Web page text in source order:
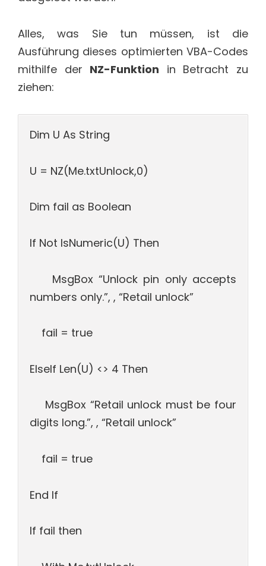
Alles, was Sie tun müssen, ist die
Ausführung dieses optimierten VBA-Codes
mithilfe der NZ-Funktion in Betracht zu
ziehen:
Dim U As String
U = NZ(Me.txtUnlock,0)
Dim fail as Boolean
If Not IsNumeric(U) Then
MsgBox “Unlock pin only accepts
numbers only.”, , “Retail unlock”
fail = true
ElseIf Len(U) <> 4 Then
MsgBox “Retail unlock must be four
digits long.”, , “Retail unlock”
fail = true
End If
If fail then